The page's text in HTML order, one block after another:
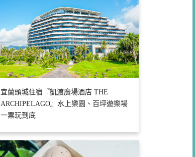
宜蘭頭城住宿『凱渡廣場酒店 THE
ARCHIPELAGO』水上樂園、百坪遊樂場
一票玩到底